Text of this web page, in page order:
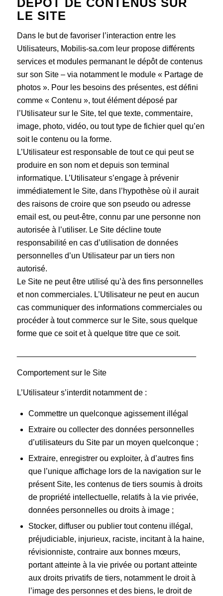
DÉPÔT DE CONTENUS SUR
LE SITE
Dans le but de favoriser l’interaction entre les
Utilisateurs, Mobilis-sa.com leur propose différents
services et modules permanant le dépôt de contenus
sur son Site – via notamment le module « Partage de
photos ». Pour les besoins des présentes, est défini
comme « Contenu », tout élément déposé par
l’Utilisateur sur le Site, tel que texte, commentaire,
image, photo, vidéo, ou tout type de fichier quel qu’en
soit le contenu ou la forme.
L’Utilisateur est responsable de tout ce qui peut se
produire en son nom et depuis son terminal
informatique. L’Utilisateur s’engage à prévenir
immédiatement le Site, dans l’hypothèse où il aurait
des raisons de croire que son pseudo ou adresse
email est, ou peut-être, connu par une personne non
autorisée à l’utiliser. Le Site décline toute
responsabilité en cas d’utilisation de données
personnelles d’un Utilisateur par un tiers non
autorisé.
Le Site ne peut être utilisé qu’à des fins personnelles
et non commerciales. L’Utilisateur ne peut en aucun
cas communiquer des informations commerciales ou
procéder à tout commerce sur le Site, sous quelque
forme que ce soit et à quelque titre que ce soit.
Comportement sur le Site
L’Utilisateur s’interdit notamment de :
Commettre un quelconque agissement illégal
Extraire ou collecter des données personnelles
d’utilisateurs du Site par un moyen quelconque ;
Extraire, enregistrer ou exploiter, à d’autres fins
que l’unique affichage lors de la navigation sur le
présent Site, les contenus de tiers soumis à droits
de propriété intellectuelle, relatifs à la vie privée,
données personnelles ou droits à image ;
Stocker, diffuser ou publier tout contenu illégal,
préjudiciable, injurieux, raciste, incitant à la haine,
révisionniste, contraire aux bonnes mœurs,
portant atteinte à la vie privée ou portant atteinte
aux droits privatifs de tiers, notamment le droit à
l’image des personnes et des biens, le droit de